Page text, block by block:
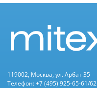
119002, Москва, ул. Арбат 35
Телефон: +7 (495) 925-65-61/62